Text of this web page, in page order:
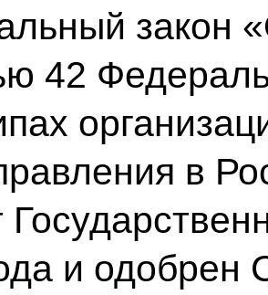
закон
42
в
и